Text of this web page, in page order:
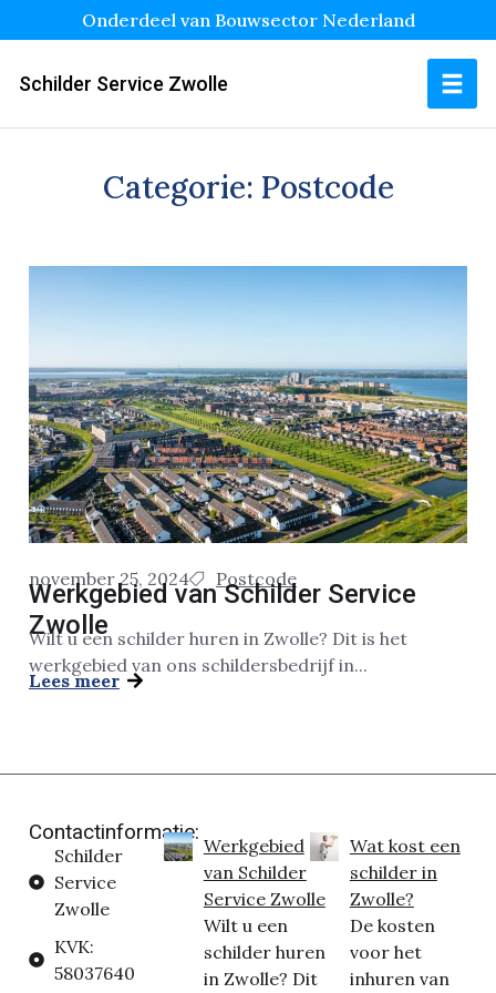
Onderdeel van Bouwsector Nederland
Schilder Service Zwolle
Categorie: Postcode
november 25, 2024 Postcode
Werkgebied van Schilder Service
Zwolle
Wilt u een schilder huren in Zwolle? Dit is het
werkgebied van ons schildersbedrijf in...
Lees meer
Contactinformatie:
Schilder
Service
Zwolle
KVK:
58037640
Werkgebied
van Schilder
Service Zwolle
Wilt u een
schilder huren
in Zwolle? Dit
Wat kost een
schilder in
Zwolle?
De kosten
voor het
inhuren van